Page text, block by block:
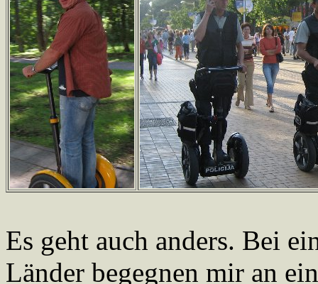
Es geht auch anders. Bei
Länder begegnen mir an